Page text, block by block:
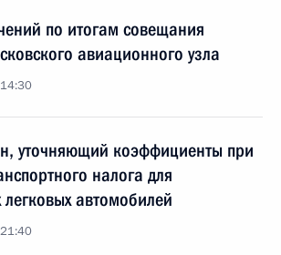
по итогам совещания
авиационного узла
уточняющий коэффициенты при
налога для
автомобилей